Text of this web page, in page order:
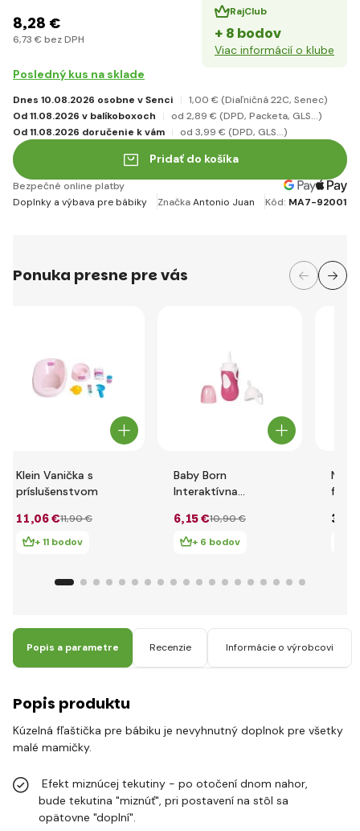
8,28 €
6,73 € bez DPH
RajClub
+ 8 bodov
Viac informácií o klube
Posledný kus na sklade
Dnes 10.08.2026 osobne v Senci 1,00 € (Diaľničná 22C, Senec)
Od 11.08.2026 v balíkoboxoch
od 2,89 € (DPD, Packeta, GLS...)
Od 11.08.2026 doručenie k vám
od 3,99 € (DPD, GLS...)
Pridať do košíka
Bezpečné online platby
Doplnky a výbava pre bábiky
ZnačkaAntonio Juan Kód: MA7-92001
Ponuka presne pre vás
Klein Vanička s
príslušenstvom
11,06 €11,90 €
+ 11 bodov
Baby Born
Interaktívna
826898
6,15 €10,90 €
+ 6 bodov
NBB
3
Popis a parametre Recenzie Informácie o výrobcovi
Popis produktu
Kúzelná fľaštička pre bábiku je nevyhnutný doplnok pre všetky
malé mamičky.
Efekt miznúcej tekutiny - po otočení dnom nahor,
bude tekutina "miznúť", pri postavení na stôl sa
opätovne "doplní".